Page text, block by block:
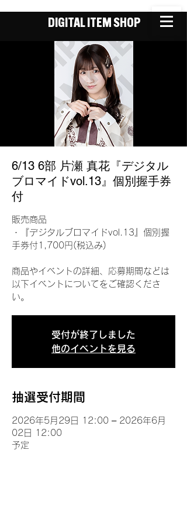
DIGITAL ITEM SHOP
6/13 6部 片瀬 真花『デジタル
ブロマイドvol.13』個別握手券
付
販売商品
・『デジタルブロマイドvol.13』個別握
手券付1,700円(税込み)
商品やイベントの詳細、応募期間などは
以下イベントについてをご確認くださ
い。
受付が終了しました
他のイベントを見る
抽選受付期間
2026年5月29日 12:00 – 2026年6月
02日 12:00
予定